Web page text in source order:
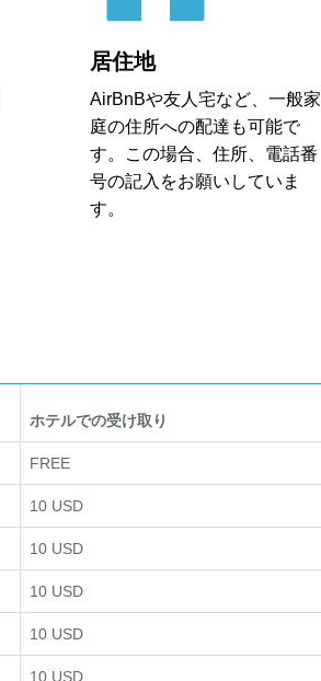
居住地
AirBnBや友人宅など、一般家
庭の住所への配達も可能で
す。この場合、住所、電話番
号の記入をお願いしていま
す。
ホテルでの受け取り
FREE
10 USD
10 USD
10 USD
10 USD
10 USD